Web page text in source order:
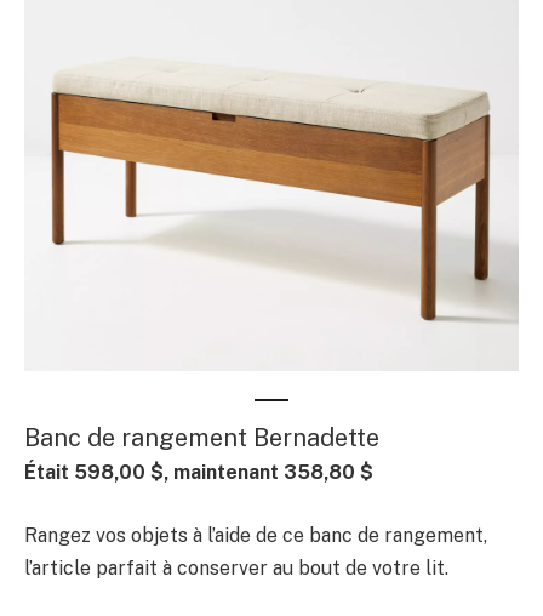
Banc de rangement Bernadette
Était 598,00 $, maintenant 358,80 $
Rangez vos objets à l’aide de ce banc de rangement,
l’article parfait à conserver au bout de votre lit.